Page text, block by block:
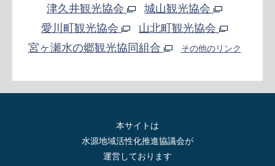
津久井観光協会
城山観光協会
愛川町観光協会
山北町観光協会
宮ヶ瀬水の郷観光協同組合
その他のリンク
本サイトは
水源地域活性化推進協議会が
運営しております